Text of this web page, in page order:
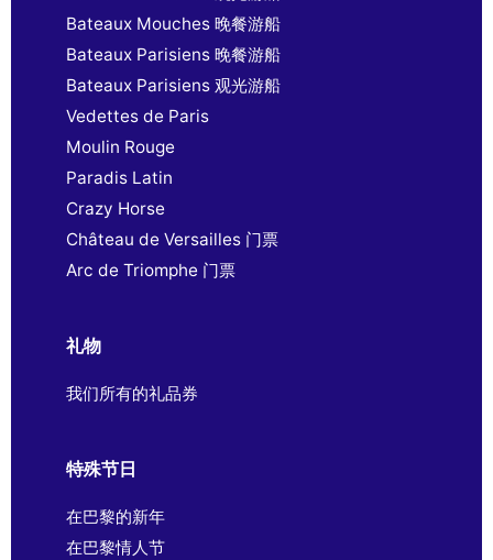
Bateaux Mouches 晚餐游船
Bateaux Parisiens 晚餐游船
Bateaux Parisiens 观光游船
Vedettes de Paris
Moulin Rouge
Paradis Latin
Crazy Horse
Château de Versailles 门票
Arc de Triomphe 门票
礼物
我们所有的礼品券
特殊节日
在巴黎的新年
在巴黎情人节